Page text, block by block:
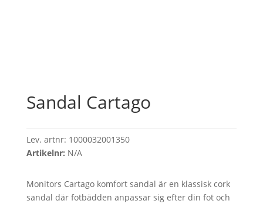
Sandal Cartago
Lev. artnr: 1000032001350
Artikelnr: N/A
Monitors Cartago komfort sandal är en klassisk cork
sandal där fotbädden anpassar sig efter din fot och